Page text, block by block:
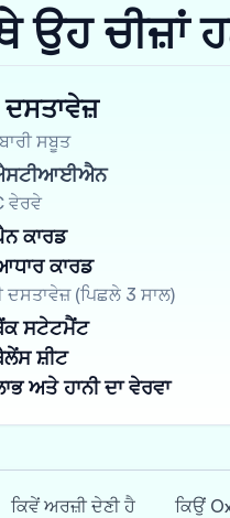
ਚੀਜ਼ਾਂ
ਸਬੂਤ
ਵੇਰਵੇ
ਕਾਰਡ
ਕਾਰਡ
ਦਸਤਾਵੇਜ਼ (ਪਿਛਲੇ 3 ਸਾਲ)
ਸਟੇਟਮੈਂਟ
ਸ਼ੀਟ
ਅਤੇ ਹਾਨੀ ਦਾ ਵੇਰਵਾ
ਕਿਵੇਂ ਅਰਜ਼ੀ ਦੇਣੀ ਹੈ ਕਿਉਂ